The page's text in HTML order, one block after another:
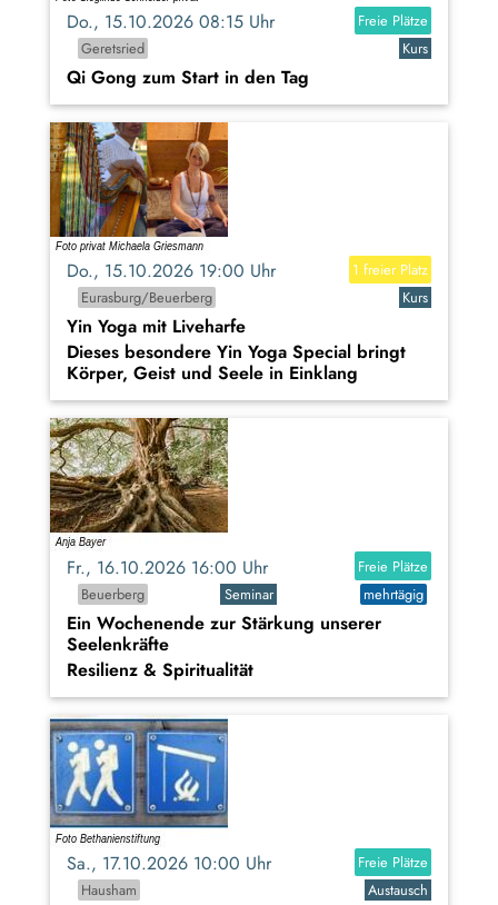
Do., 15.10.2026 08:15 Uhr
Freie Plätze
Geretsried
Kurs
Qi Gong zum Start in den Tag
Do., 15.10.2026 19:00 Uhr
1 freier Platz
Eurasburg/Beuerberg
Kurs
Yin Yoga mit Liveharfe
Dieses besondere Yin Yoga Special bringt
Körper, Geist und Seele in Einklang
Fr., 16.10.2026 16:00 Uhr
Freie Plätze
Beuerberg
Seminar mehrtägig
Ein Wochenende zur Stärkung unserer
Seelenkräfte
Resilienz & Spiritualität
Sa., 17.10.2026 10:00 Uhr
Freie Plätze
Hausham
Austausch